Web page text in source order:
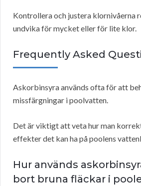
Kontrollera och justera klornivåerna
undvika för mycket eller för lite klor.
Frequently Asked
Askorbinsyra används ofta för att
missfärgningar i poolvatten.
Det är viktigt att veta hur man
effekter det kan ha på poolens
Hur används
bort bruna fläckar i